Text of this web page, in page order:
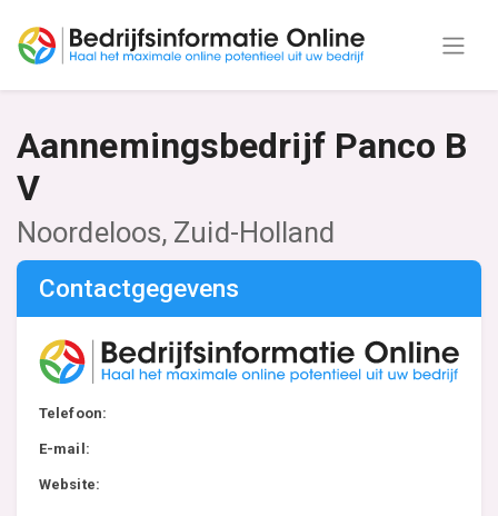
Aannemingsbedrijf Panco B
V
Noordeloos, Zuid-Holland
Contactgegevens
Telefoon:
E-mail:
Website: